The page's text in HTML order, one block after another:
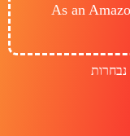
As an
נבחרות